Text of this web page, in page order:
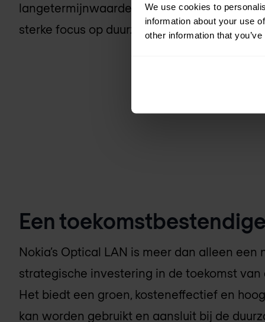
We use cookies to
information about your use
other information that
langetermijnwaarde uit hun
sterke focus op duurzaamheid.
Een
Nokia’s Optical LAN is meer dan alleen
strategische investering in de toekomst
Het biedt een groen, kosteneffectief en
kan worden gebruikt en aansluit bij de